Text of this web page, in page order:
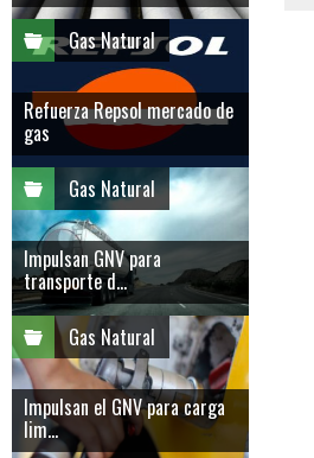
Gas Natural
Refuerza Repsol mercado de
gas
Gas Natural
Impulsan GNV para
transporte d...
Gas Natural
Impulsan el GNV para carga
lim...